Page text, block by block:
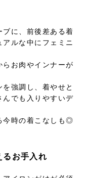
ブに、前後差ある着
ルな中にフェミニ
お肉やインナーが
強調し、着やせと
んでも入りやすいデ
今時の着こなしも◎
るお手入れ